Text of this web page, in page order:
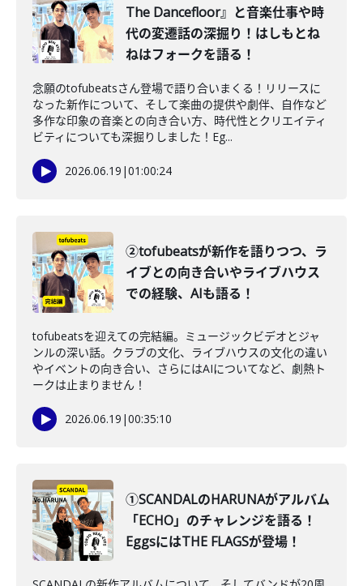
The Dancefloor』と音楽仕事や時
代の変遷話の深掘り！はしもとね
ねはフォークを語る！
念願のtofubeatsさん登場で語り合いまくる！リリースに
なった新作について、そして楽曲の提供や劇伴、自作など
多作な印象の音楽との向き合い方、時代性とクリエイティ
ビティについても深掘りしました！Eg...
2026.06.19 |01:00:24
②tofubeatsが新作を語りつつ、ラ
イブとの向き合いやライブハウス
での経験、AIも語る！
tofubeatsを迎えての完結編。ミュージックビデオとジャ
ンルの深い話。クラブの文化、ライブハウスの文化の違い
やイベントの向き合い、さらにはAIについてなど、劇熱ト
ークは止まりません！
2026.06.19 |00:35:10
①SCANDALのHARUNAがアルバム
「ECHO」のチャレンジを語る！
EggsにはTHE FLAGSが登場！